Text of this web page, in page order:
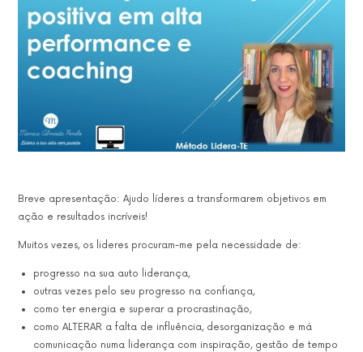
Breve apresentação: Ajudo líderes a transformarem objetivos em
ação e resultados incríveis!
Muitos vezes, os lideres procuram-me pela necessidade de:
progresso na sua auto liderança,
outras vezes pelo seu progresso na confiança,
como ter energia e superar a procrastinação,
como ALTERAR a falta de influência, desorganização e má
comunicação numa liderança com inspiração, gestão de tempo